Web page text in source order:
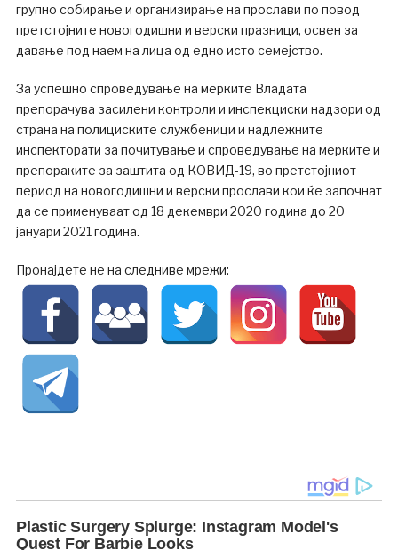
групно собирање и организирање на прослави по повод
претстојните новогодишни и верски празници, освен за
давање под наем на лица од едно исто семејство.
За успешно спроведување на мерките Владата
препорачува засилени контроли и инспекциски надзори од
страна на полициските службеници и надлежните
инспекторати за почитување и спроведување на мерките и
препораките за заштита од КОВИД-19, во претстојниот
период на новогодишни и верски прослави кои ќе започнат
да се применуваат од 18 декември 2020 година до 20
јануари 2021 година.
Пронајдете не на следниве мрежи: